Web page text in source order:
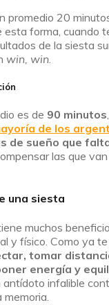
promedio 20
esta forma, cuando
de la siesta
win, win
es de 90 minutos
de los
de sueño que
las que
una siesta
muchos
y físico. Como ya te
tomar
energía y
antídoto infalible